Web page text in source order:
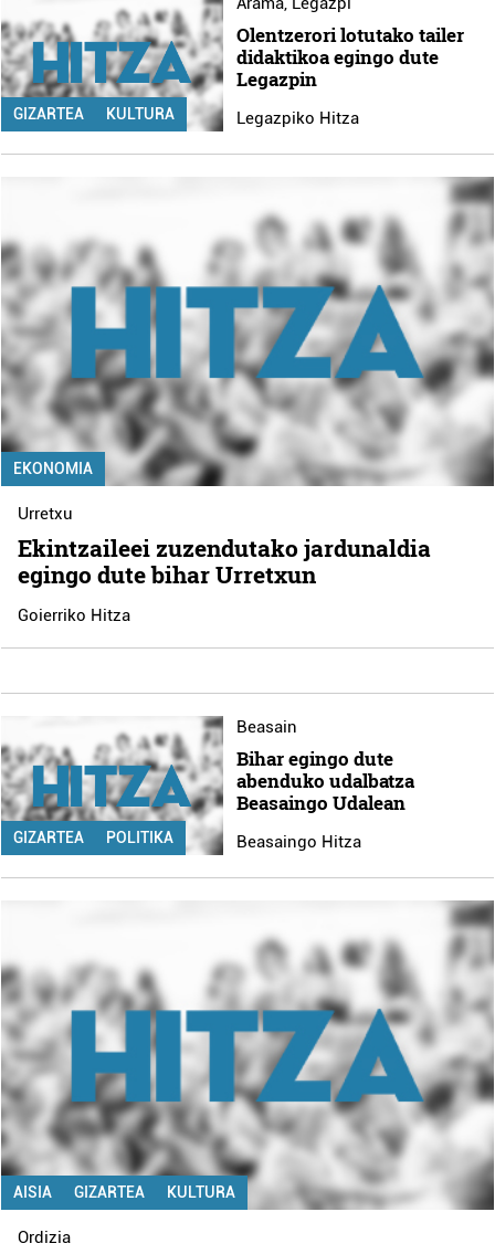
GIZARTEA KULTURA
Olentzerori lotutako tailer
didaktikoa egingo dute
Legazpin
Legazpiko Hitza
EKONOMIA
Urretxu
Ekintzaileei zuzendutako jardunaldia
egingo dute bihar Urretxun
Goierriko Hitza
GIZARTEA POLITIKA
Beasain
Bihar egingo dute
abenduko udalbatza
Beasaingo Udalean
Beasaingo Hitza
AISIA GIZARTEA KULTURA
Ordizia